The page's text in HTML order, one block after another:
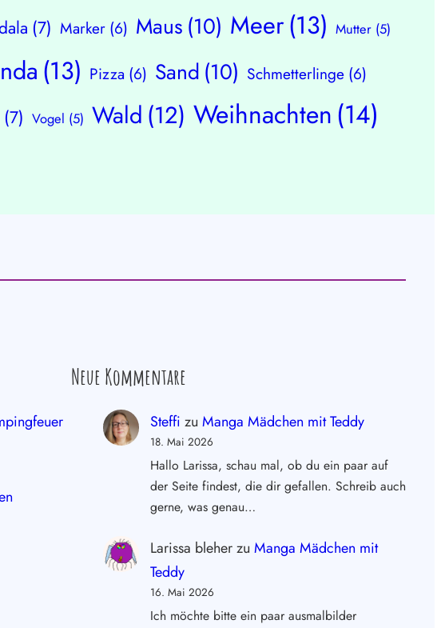
(7) Marker (6) Maus (10) Meer(13) Mutter (5)
(13) Pizza (6) Sand (10) Schmetterlinge (6)
(7) Vogel (5) Wald (12) Weihnachten(14)
Neue Kommentare
Steffi zu Manga Mädchen mit Teddy
18. Mai 2026
Hallo Larissa, schau mal, ob du ein paar auf
der Seite findest, die dir gefallen. Schreib auch
gerne, was genau…
Larissa bleherzu Manga Mädchen mit
Teddy
16. Mai 2026
Ich möchte bitte ein paar ausmalbilder